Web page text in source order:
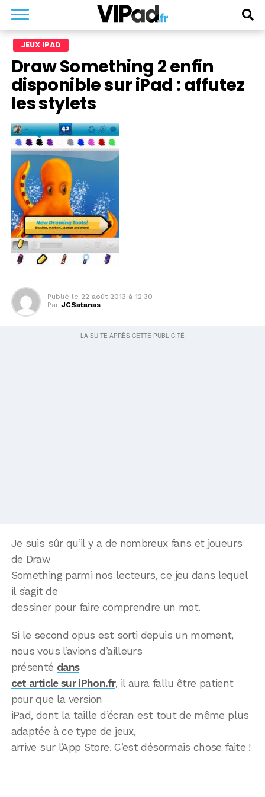
JEUX IPAD
Draw Something 2 enfin
disponible sur iPad : affutez
les stylets
Publié le 22 août 2013 à 12:30
Par JCSatanas
Je suis sûr qu’il y a de nombreux fans et joueurs
de Draw
Something parmi nos lecteurs, ce jeu dans lequel
il s’agit de
dessiner pour faire comprendre un mot.
Si le second opus est sorti depuis un moment,
nous vous l’avions d’ailleurs
présenté dans
cet article sur iPhon.fr, il aura fallu être patient
pour que la version
iPad, dont la taille d’écran est tout de même plus
adaptée à ce type de jeux,
arrive sur l’App Store. C’est désormais chose faite !